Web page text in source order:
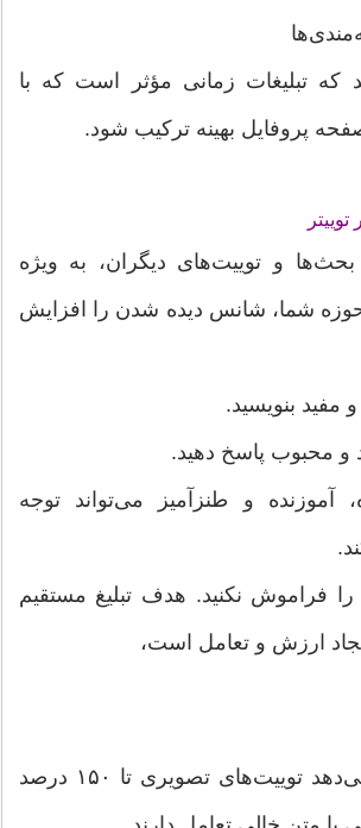
که تبلیغات زمانی مؤثر است که با
پروفایل بهینه ترکیب شود.
و توییت‌های دیگران، به ویژه
حوزه شما، شانس دیده شدن را افزایش
مفید بنویسید.
و محبوب پاسخ دهید.
آموزنده و طنزآمیز می‌تواند توجه
را فراموش نکنید. هدف تبلیغ مستقیم
ارزش و تعامل است،
مطالعات نشان می‌دهد توییت‌های تصویری تا ۱۵۰ درصد